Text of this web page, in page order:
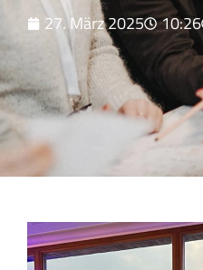
27. März 2025 10:26